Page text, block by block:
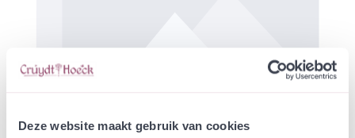
Deze website maakt gebruik van cookies
Webshop Speciaalmengsels (hidden)